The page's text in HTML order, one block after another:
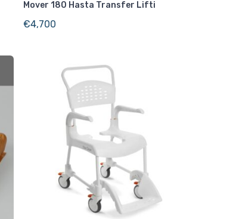
Mover 180 Hasta Transfer Lifti
€4,700